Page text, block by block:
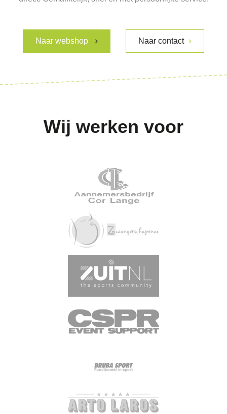
Naar webshop Naar contact
Wij werken voor